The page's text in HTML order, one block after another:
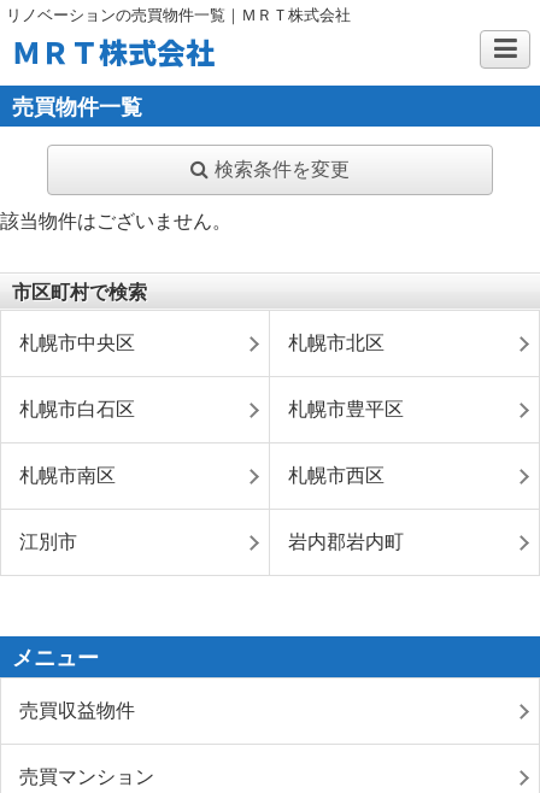
リノベーションの売買物件一覧｜ＭＲＴ株式会社
ＭＲＴ株式会社
売買物件一覧
検索条件を変更
該当物件はございません。
市区町村で検索
札幌市中央区 札幌市北区
札幌市白石区 札幌市豊平区
札幌市南区 札幌市西区
江別市 岩内郡岩内町
メニュー
売買収益物件
売買マンション